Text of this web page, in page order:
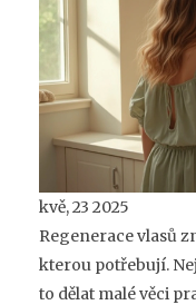
kvě, 23 2025
Regenerace vlasů
kterou potřebují.
to dělat malé věci